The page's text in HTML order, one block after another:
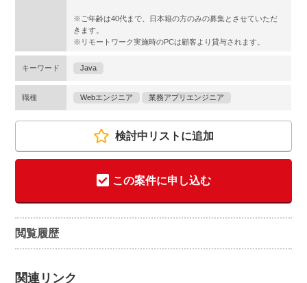
※ご年齢は40代まで、日本籍の方のみの募集とさせていただ
きます。
※リモートワーク実施時のPCは顧客より貸与されます。
キーワード Java
職種 Webエンジニア 業務アプリエンジニア
検討中リストに追加
この案件に申し込む
閲覧履歴
関連リンク